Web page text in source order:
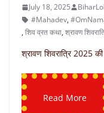
July 18, 2025
#Mahadev,
,शिव व्रत कथा,श्रावण
श्रावण शिवरात्रि 2025
Read More